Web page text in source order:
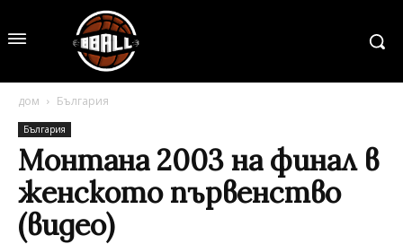
дом България
България
Монтана 2003 на финал в
женското първенство
(видео)